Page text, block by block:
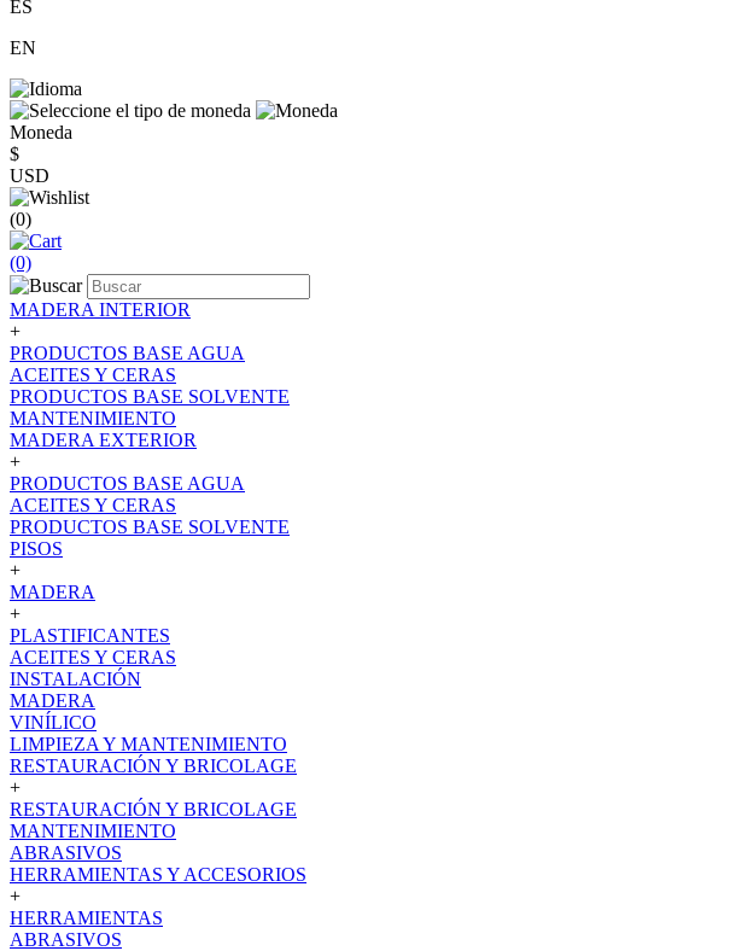
ES
EN
Moneda
$
USD
(0)
(0)
MADERA INTERIOR
+
PRODUCTOS BASE AGUA
ACEITES Y CERAS
PRODUCTOS BASE SOLVENTE
MANTENIMIENTO
MADERA EXTERIOR
+
PRODUCTOS BASE AGUA
ACEITES Y CERAS
PRODUCTOS BASE SOLVENTE
PISOS
+
MADERA
+
PLASTIFICANTES
ACEITES Y CERAS
INSTALACIÓN
MADERA
VINÍLICO
LIMPIEZA Y MANTENIMIENTO
RESTAURACIÓN Y BRICOLAGE
+
RESTAURACIÓN Y BRICOLAGE
MANTENIMIENTO
ABRASIVOS
HERRAMIENTAS Y ACCESORIOS
+
HERRAMIENTAS
ABRASIVOS